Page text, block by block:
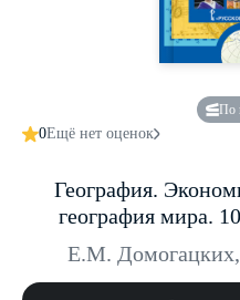
По
0Ещё нет оценок
География.
география мира.
Е.М. Домогацких,